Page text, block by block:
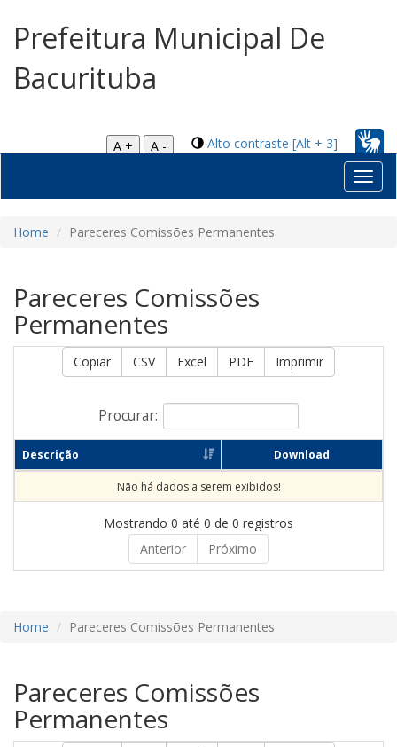
Prefeitura Municipal De
Bacurituba
Alto contraste [Alt + 3]
A +
A -
Home Pareceres Comissões Permanentes
Pareceres Comissões
Permanentes
Copiar CSV Excel PDF Imprimir
Procurar:
Descrição Download
Não há dados a serem exibidos!
Mostrando 0 até 0 de 0 registros
Anterior
Próximo
Home Pareceres Comissões Permanentes
Pareceres Comissões
Permanentes